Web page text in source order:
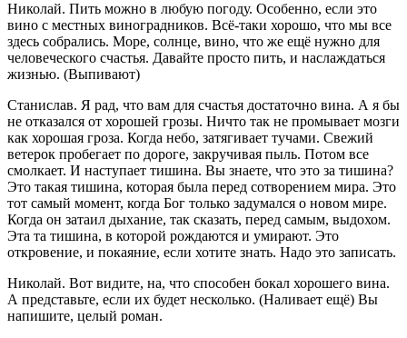
Николай. Пить можно в любую погоду. Особенно, если это
вино с местных виноградников. Всё-таки хорошо, что мы все
здесь собрались. Море, солнце, вино, что же ещё нужно для
человеческого счастья. Давайте просто пить, и наслаждаться
жизнью. (Выпивают)
Станислав. Я рад, что вам для счастья достаточно вина. А я бы
не отказался от хорошей грозы. Ничто так не промывает мозги
как хорошая гроза. Когда небо, затягивает тучами. Свежий
ветерок пробегает по дороге, закручивая пыль. Потом все
смолкает. И наступает тишина. Вы знаете, что это за тишина?
Это такая тишина, которая была перед сотворением мира. Это
тот самый момент, когда Бог только задумался о новом мире.
Когда он затаил дыхание, так сказать, перед самым, выдохом.
Эта та тишина, в которой рождаются и умирают. Это
откровение, и покаяние, если хотите знать. Надо это записать.
Николай. Вот видите, на, что способен бокал хорошего вина.
А представьте, если их будет несколько. (Наливает ещё) Вы
напишите, целый роман.